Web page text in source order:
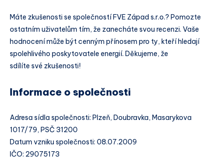
Máte zkušenosti se společností FVE Západ s.r.o.? Pomozte
ostatním uživatelům tím, že zanecháte svou recenzi. Vaše
hodnocení může být cenným přínosem pro ty, kteří hledají
spolehlivého poskytovatele energií. Děkujeme, že
sdílíte své zkušenosti!
Informace o společnosti
Adresa sídla společnosti: Plzeň, Doubravka, Masarykova
1017/79, PSČ 31200
Datum vzniku společnosti: 08.07.2009
IČO: 29075173